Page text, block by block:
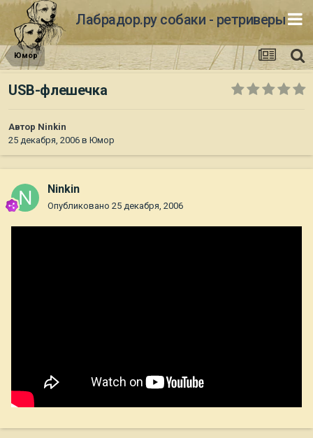
Лабрадор.ру собаки - ретриверы
Юмор
USB-флешечка
Автор Ninkin
25 декабря, 2006 в Юмор
Ninkin
Опубликовано 25 декабря, 2006